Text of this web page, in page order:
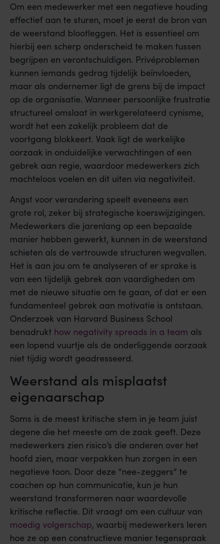
Om een medewerker met een negatieve houding
effectief aan te sturen, moet je eerst de bron van
de weerstand blootleggen. Het is essentieel om
hierbij een scherp onderscheid te maken tussen
begrijpen en verontschuldigen. Privéproblemen
kunnen iemands gedrag tijdelijk beïnvloeden,
maar als ondernemer ligt de grens bij de impact
op de organisatie. Wanneer persoonlijke frustratie
structureel omslaat in werkgerelateerd cynisme,
wordt het een zakelijk probleem dat de
voortgang blokkeert. Vaak ligt de werkelijke
oorzaak in onduidelijke verwachtingen of een
gebrek aan regie, waardoor medewerkers zich
machteloos voelen en dit uiten via negativiteit.
Angst voor verandering speelt eveneens een
grote rol, zeker bij strategische koerswijzigingen.
Medewerkers die jarenlang op een bepaalde
manier hebben gewerkt, kunnen in de weerstand
schieten als de vertrouwde structuren wegvallen.
Het is aan jou om te analyseren of er sprake is
van een tijdelijk gebrek aan vaardigheden om
met de nieuwe situatie om te gaan, of dat er een
fundamenteel gebrek aan motivatie is ontstaan.
Onderzoek van Harvard Business School
benadrukt how negativity spreads in a team als
een lopend vuurtje als de onderliggende oorzaak
niet tijdig wordt geadresseerd.
Weerstand als misplaatst
eigenaarschap
Soms is de meest kritische stem in je team juist
degene die het meeste om de zaak geeft. Deze
medewerkers zien risico’s die anderen over het
hoofd zien, maar verpakken hun zorgen in een
negatieve toon. Door deze “nee-zeggers” te
coachen op hun communicatie, kun je hun
weerstand transformeren naar waardevolle
kritische reflectie. Dit vraagt om een cultuur van
moedig volgerschap, waarbij medewerkers leren
hoe ze op een constructieve manier tegenspraak